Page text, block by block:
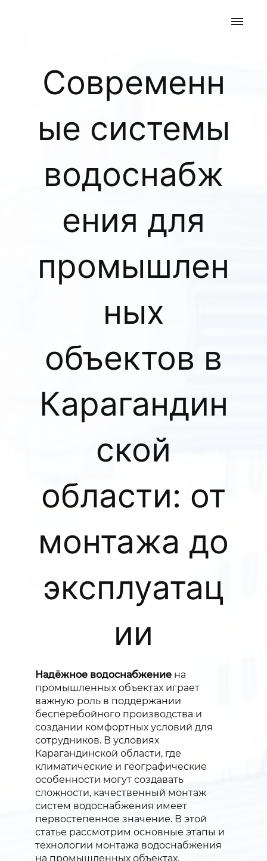
Современн
ые системы
водоснабж
ения для
промышлен
ных
объектов в
Карагандин
ской
области: от
монтажа до
эксплуатац
ии
Надёжное водоснабжение на
промышленных объектах играет
важную роль в поддержании
бесперебойного производства и
создании комфортных условий для
сотрудников. В условиях
Карагандинской области, где
климатические и географические
особенности могут создавать
сложности, качественный монтаж
систем водоснабжения имеет
первостепенное значение. В этой
статье рассмотрим основные этапы и
технологии монтажа водоснабжения
на промышленных объектах.